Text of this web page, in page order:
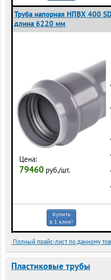
Труба напорная НПВХ 400
длина 6220 мм
Цена:
79460 руб./шт.
Купить
в 1 клик!
Полный прайс-лист по данному
Пластиковые трубы